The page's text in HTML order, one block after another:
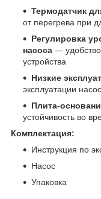
Термодатчик
от перегрева при
Регулировка
насоса —
устройства
Низкие
эксплуатации
Плита-
устойчивость во
Комплектация:
Инструкция по
Насос
Упаковка